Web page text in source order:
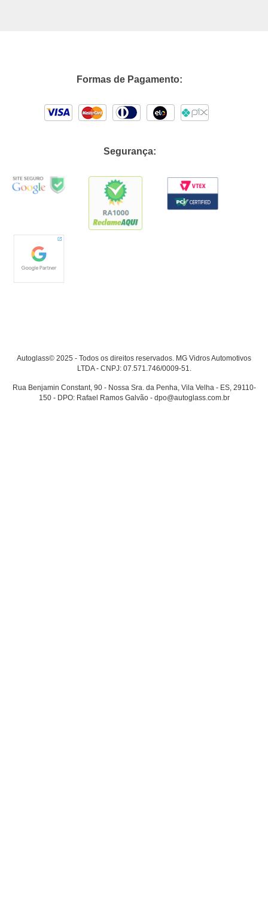
Formas de Pagamento:
Segurança:
Autoglass© 2025 - Todos os direitos reservados. MG Vidros Automotivos
LTDA - CNPJ: 07.571.746/0009-51.
Rua Benjamin Constant, 90 - Nossa Sra. da Penha, Vila Velha - ES, 29110-
150 - DPO: Rafael Ramos Galvão - dpo@autoglass.com.br